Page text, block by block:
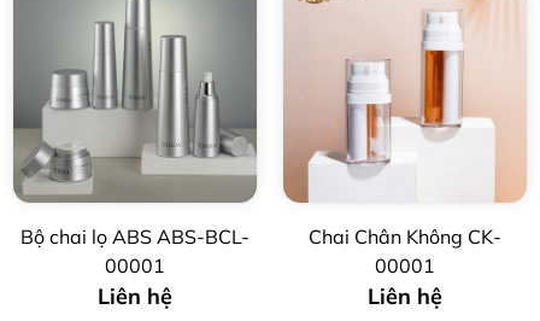
Bộ chai lọ ABS ABS-BCL-
00001
Liên hệ
Chai Chân Không CK-
00001
Liên hệ